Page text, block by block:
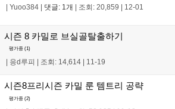
Yuoo384 댓글: 1개 조회: 20,859 12-01
시즌 8 카밀로 브실골탈출하기
평가중 (1)
응d루피 조회: 14,614 11-19
시즌8프리시즌 카밀 룬 템트리 공략
평가중 (2)